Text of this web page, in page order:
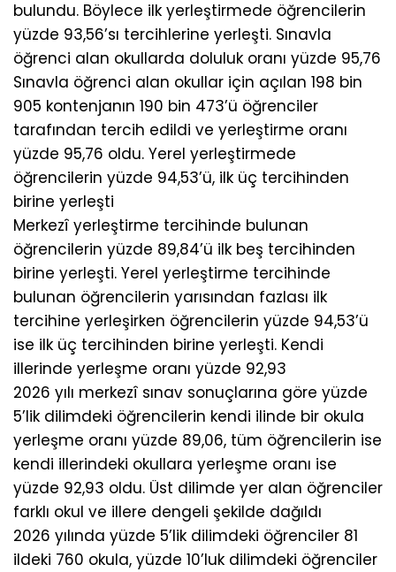
bulundu. Böylece ilk yerleştirmede öğrencilerin
yüzde 93,56’sı tercihlerine yerleşti. Sınavla
öğrenci alan okullarda doluluk oranı yüzde 95,76
Sınavla öğrenci alan okullar için açılan 198 bin
905 kontenjanın 190 bin 473’ü öğrenciler
tarafından tercih edildi ve yerleştirme oranı
yüzde 95,76 oldu. Yerel yerleştirmede
öğrencilerin yüzde 94,53’ü, ilk üç tercihinden
birine yerleşti
Merkezî yerleştirme tercihinde bulunan
öğrencilerin yüzde 89,84’ü ilk beş tercihinden
birine yerleşti. Yerel yerleştirme tercihinde
bulunan öğrencilerin yarısından fazlası ilk
tercihine yerleşirken öğrencilerin yüzde 94,53’ü
ise ilk üç tercihinden birine yerleşti. Kendi
illerinde yerleşme oranı yüzde 92,93
2026 yılı merkezî sınav sonuçlarına göre yüzde
5’lik dilimdeki öğrencilerin kendi ilinde bir okula
yerleşme oranı yüzde 89,06, tüm öğrencilerin ise
kendi illerindeki okullara yerleşme oranı ise
yüzde 92,93 oldu. Üst dilimde yer alan öğrenciler
farklı okul ve illere dengeli şekilde dağıldı
2026 yılında yüzde 5’lik dilimdeki öğrenciler 81
ildeki 760 okula, yüzde 10’luk dilimdeki öğrenciler